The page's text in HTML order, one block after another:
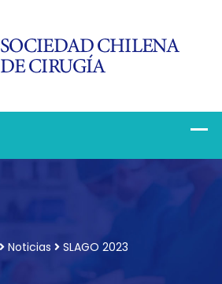
Noticias SLAGO 2023